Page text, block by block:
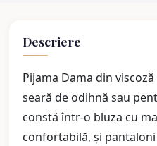
Descriere
Pijama Dama din
seară de odihnă sau
constă într-o bluza cu
confortabilă, și